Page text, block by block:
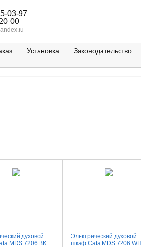
03-97
00
Установка
Законодательство
духовой
MDS 7206 BK
Электрический духовой
шкаф Cata MDS 7206 WH